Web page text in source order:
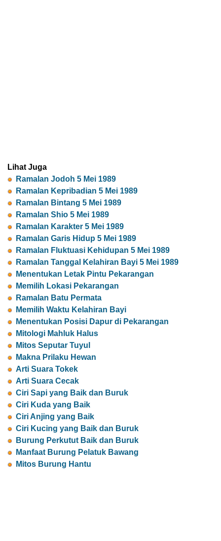
Lihat Juga
Ramalan Jodoh 5 Mei 1989
Ramalan Kepribadian 5 Mei 1989
Ramalan Bintang 5 Mei 1989
Ramalan Shio 5 Mei 1989
Ramalan Karakter 5 Mei 1989
Ramalan Garis Hidup 5 Mei 1989
Ramalan Fluktuasi Kehidupan 5 Mei 1989
Ramalan Tanggal Kelahiran Bayi 5 Mei 1989
Menentukan Letak Pintu Pekarangan
Memilih Lokasi Pekarangan
Ramalan Batu Permata
Memilih Waktu Kelahiran Bayi
Menentukan Posisi Dapur di Pekarangan
Mitologi Mahluk Halus
Mitos Seputar Tuyul
Makna Prilaku Hewan
Arti Suara Tokek
Arti Suara Cecak
Ciri Sapi yang Baik dan Buruk
Ciri Kuda yang Baik
Ciri Anjing yang Baik
Ciri Kucing yang Baik dan Buruk
Burung Perkutut Baik dan Buruk
Manfaat Burung Pelatuk Bawang
Mitos Burung Hantu